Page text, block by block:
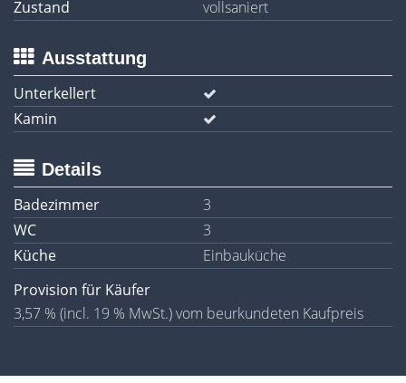
Zustand
vollsaniert
Ausstattung
Unterkellert
Kamin
Details
Badezimmer
3
WC
3
Küche
Einbauküche
Provision für Käufer
3,57 % (incl. 19 % MwSt.) vom beurkundeten Kaufpreis